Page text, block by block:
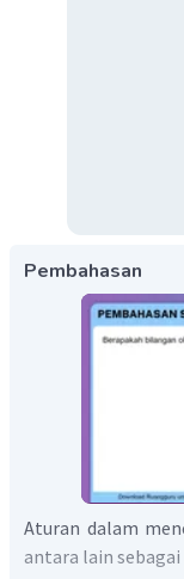
Pembahasan
Aturan dalam
antara lain